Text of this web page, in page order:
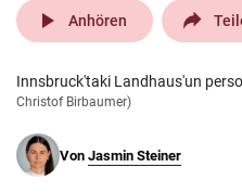
search
Suchbegriff
eingeben
play_arrow Anhören
Innsbruck'taki Landhaus'un
Christof Birbaumer)
Von Jasmin Steiner